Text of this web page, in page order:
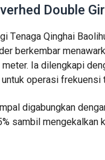
Double
Tenaga Qinghai
berkembar
Ia dilengkapi
operasi frekuensi
digabungkan
sambil